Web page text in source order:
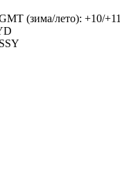
(зима/лето): +10/+11